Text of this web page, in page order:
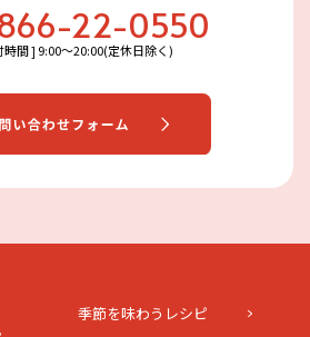
22-0550
時間 ] 9:00〜20:00(定休日除く)
季節を味わうレシピ